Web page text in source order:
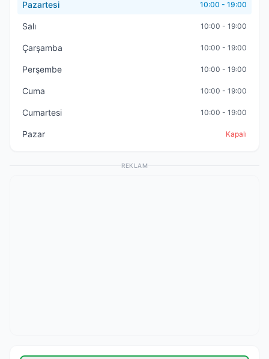
Pazartesi 10:00 - 19:00
Salı 10:00 - 19:00
Çarşamba 10:00 - 19:00
Perşembe 10:00 - 19:00
Cuma 10:00 - 19:00
Cumartesi 10:00 - 19:00
Pazar Kapalı
REKLAM